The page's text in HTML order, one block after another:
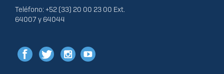
Teléfono: +52 (33) 20 00 23 00 Ext.
64007 y 64044